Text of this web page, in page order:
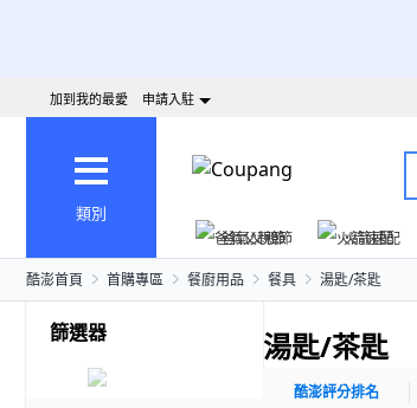
加到我的最愛 申請入駐
類別
爸氣父親節 火箭速配
酷澎首頁 首購專區 餐廚用品 餐具 湯匙/茶匙
篩選器 湯匙/茶匙
酷澎評分排名